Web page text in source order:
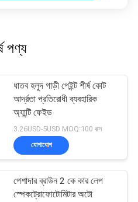
পণ্য
ধাতব হলুদ গাড়ী পেইন্ট শীর্ষ কোট
আর্দ্রতা প্রতিরোধী ব্যবহারিক
অ্যান্টি ফেইড
3.26USD-5USD MOQ:100 বক্স
যোগাযোগ
পেশাদার ব্রাউন 2 কে কার লেপ
স্পেকট্রোফোটোমিটার অটো